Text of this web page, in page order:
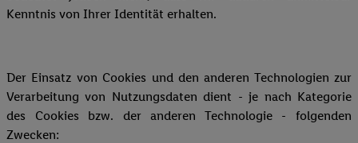
Kenntnis von Ihrer Identität erhalten.
Der Einsatz von Cookies und den anderen Technologien zur
Verarbeitung von Nutzungsdaten dient - je nach Kategorie
des Cookies bzw. der anderen Technologie - folgenden
Zwecken: